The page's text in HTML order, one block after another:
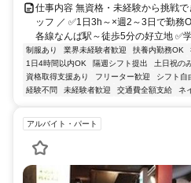
仕事内容 無資格・未経験から挑戦
ッフ ／ ✅1日3h～×週2～3日で勤務
各線なんば駅～徒歩5分の好立地 ✅
制服あり 業界未経験者歓迎 扶養内勤務OK
1日4時間以内OK
隔週シフト提出 土日祝の
資格取得支援あり
フリーター歓迎 シフト自
経験不問
未経験者歓迎 交通費全額支給 ネ
アルバイト・パート